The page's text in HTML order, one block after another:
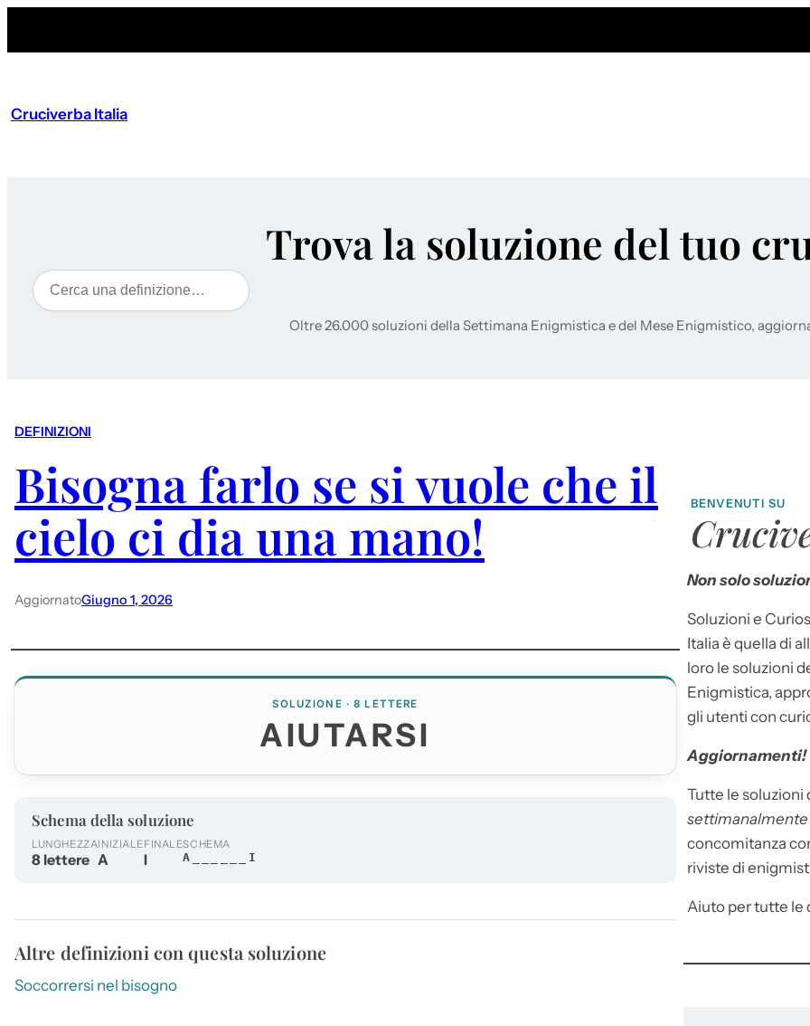
Cruciverba Italia
Trova la soluzione del tuo
Cerca
Oltre 26.000 soluzioni della Settimana Enigmistica e del Mese Enigmistico,
DEFINIZIONI
Bisogna farlo se si vuole che il
cielo ci dia una mano!
AggiornatoGiugno 1, 2026
SOLUZIONE · 8 LETTERE
AIUTARSI
Schema della soluzione
LUNGHEZZA
8 lettere
INIZIALE
A
FINALE
I
SCHEMA
A______I
Altre definizioni con questa soluzione
Soccorrersi nel bisogno
BENVENUTI SU
Non solo
Soluzioni e
Italia è quella di
loro le soluzioni
Enigmistica,
gli utenti con
Aggiornamenti!
Tutte le soluzioni
settimanalmente
concomitanza
riviste di
Aiuto per tutte le